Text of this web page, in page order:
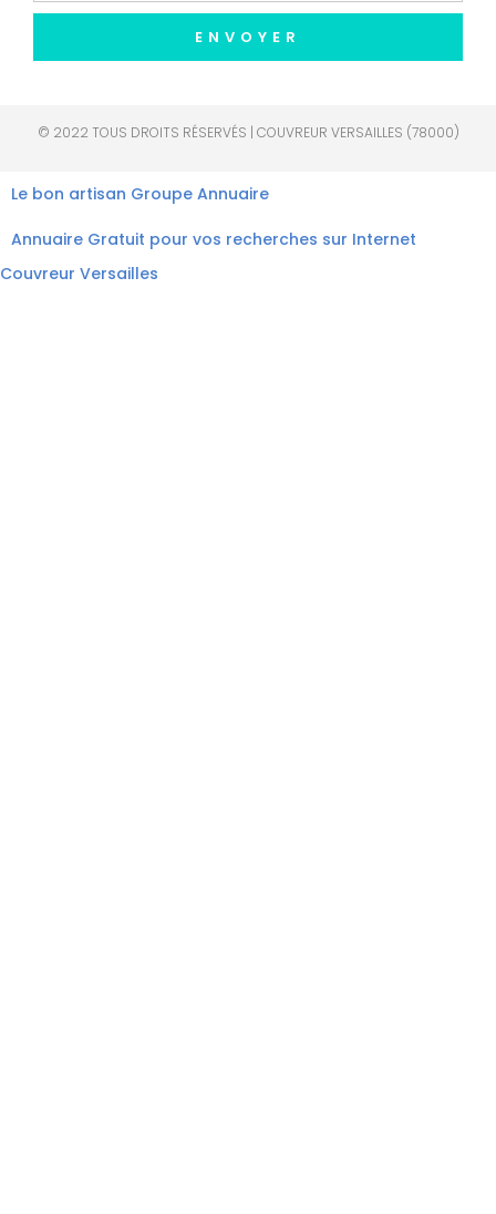
ENVOYER
© 2022 TOUS DROITS RÉSERVÉS | COUVREUR VERSAILLES (78000)
Le bon artisan Groupe Annuaire
Annuaire Gratuit pour vos recherches sur Internet
Couvreur Versailles